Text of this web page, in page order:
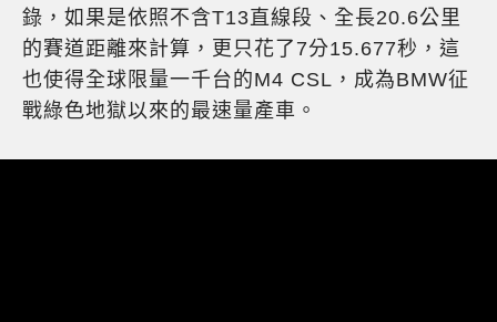
錄，如果是依照不含T13直線段、全長20.6公里
的賽道距離來計算，更只花了7分15.677秒，這
也使得全球限量一千台的M4 CSL，成為BMW征
戰綠色地獄以來的最速量產車。